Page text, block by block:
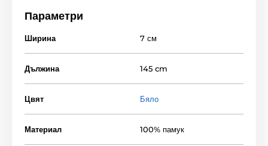
Параметри
Ширина 7 см
Дължина 145 cm
Цвят Бяло
Материал 100% памук